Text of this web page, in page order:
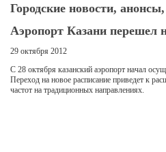
Городские новости,
Аэропорт Казани перешел
29 октября 2012
С 28 октября казанский аэропорт начал
Переход на новое расписание приведет к
частот на традиционных направлениях.